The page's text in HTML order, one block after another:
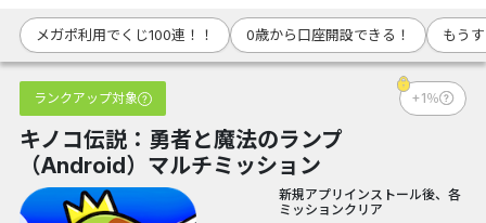
メガポ利用でくじ100連！！ 0歳から口座開設できる！ もう
ランクアップ対象 +1％
キノコ伝説：勇者と魔法のランプ
（Android）マルチミッション
新規アプリインストール後、各
ミッションクリア